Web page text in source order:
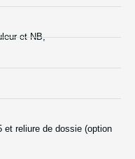
et NB,
et reliure de dossie (option